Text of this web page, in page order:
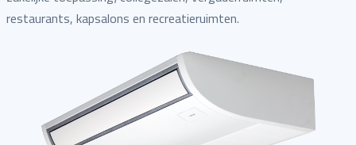
restaurants, kapsalons en recreatieruimten.